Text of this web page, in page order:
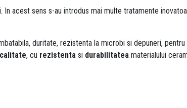
acest sens s-au introdus mai multe tratamente
duritate, rezistenta la microbi si depuneri,
calitate, cu rezistenta si durabilitatea materialului